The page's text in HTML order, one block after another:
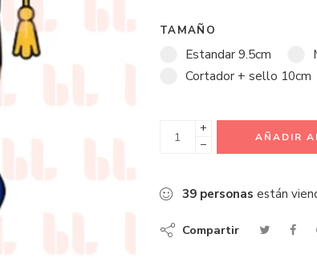
TAMAÑO
Estandar 9.5cm
Cortador + sello 10cm
+
−
AÑADIR
39 personas están
Compartir